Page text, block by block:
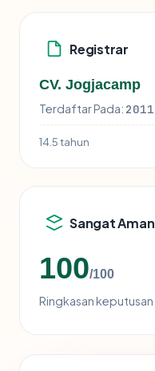
Registrar
CV. Jogjacamp
Terdaftar Pada:
14.5 tahun
Sangat Aman
100/100
Ringkasan keputusan